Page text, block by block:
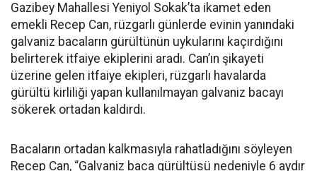
Gazibey Mahallesi Yeniyol Sokak’ta ikamet eden
emekli Recep Can, rüzgarlı günlerde evinin yanındaki
galvaniz bacaların gürültünün uykularını kaçırdığını
belirterek itfaiye ekiplerini aradı. Can’ın şikayeti
üzerine gelen itfaiye ekipleri, rüzgarlı havalarda
gürültü kirliliği yapan kullanılmayan galvaniz bacayı
sökerek ortadan kaldırdı.
Bacaların ortadan kalkmasıyla rahatladığını söyleyen
Recep Can, “Galvaniz baca gürültüsü nedeniyle 6 aydır